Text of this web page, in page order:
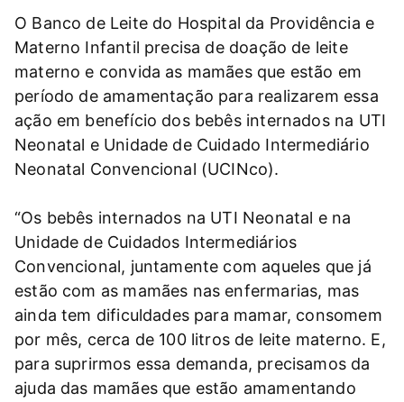
O Banco de Leite do Hospital da Providência e
Materno Infantil precisa de doação de leite
materno e convida as mamães que estão em
período de amamentação para realizarem essa
ação em benefício dos bebês internados na UTI
Neonatal e Unidade de Cuidado Intermediário
Neonatal Convencional (UCINco).
“Os bebês internados na UTI Neonatal e na
Unidade de Cuidados Intermediários
Convencional, juntamente com aqueles que já
estão com as mamães nas enfermarias, mas
ainda tem dificuldades para mamar, consomem
por mês, cerca de 100 litros de leite materno. E,
para suprirmos essa demanda, precisamos da
ajuda das mamães que estão amamentando